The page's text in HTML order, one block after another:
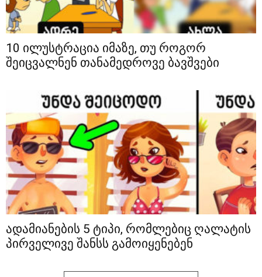
10 ილუსტრაცია იმაზე, თუ როგორ
შეიცვალნენ თანამედროვე ბავშვები
ადამიანების 5 ტიპი, რომლებიც ღალატის
პირველივე შანსს გამოიყენებენ